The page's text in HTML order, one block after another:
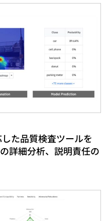
た品質検査ツールを
詳細分析、説明責任の